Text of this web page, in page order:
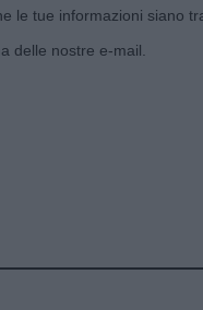
le tue informazioni siano
delle nostre e-mail.